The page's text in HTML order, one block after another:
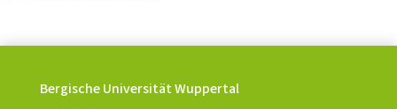
Bergische Universität Wuppertal